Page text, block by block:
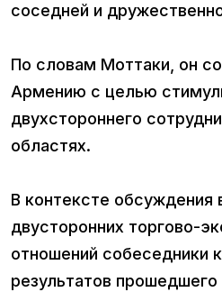
соседней и
По словам Моттаки, он
Армению с целью
двухстороннего
областях.
В контексте обсуждения
двусторонних торгово-
отношений собеседники
результатов